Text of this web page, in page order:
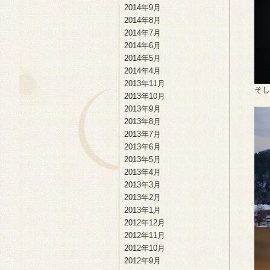
そ
2014年9月
2014年8月
2014年7月
2014年6月
2014年5月
2014年4月
2013年11月
2013年10月
2013年9月
2013年8月
2013年7月
2013年6月
2013年5月
2013年4月
2013年3月
2013年2月
2013年1月
2012年12月
2012年11月
2012年10月
2012年9月